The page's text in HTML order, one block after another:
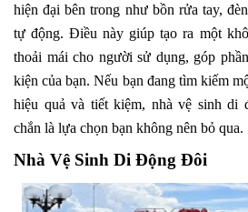
hiện đại bên trong như bồn rửa tay,
tự động. Điều này giúp tạo ra một
thoải mái cho người sử dụng, góp
kiện của bạn. Nếu bạn đang tìm kiếm
hiệu quả và tiết kiệm, nhà vệ sinh di
chắn là lựa chọn bạn không nên bỏ qua.
Nhà Vệ Sinh Di Động Đôi